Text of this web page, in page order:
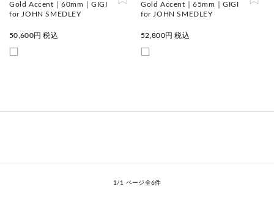
Gold Accent｜60mm｜GIGI
for JOHN SMEDLEY
50,600円 税込
Gold Accent｜65mm｜GIGI
for JOHN SMEDLEY
52,800円 税込
1/1 ページ全6件